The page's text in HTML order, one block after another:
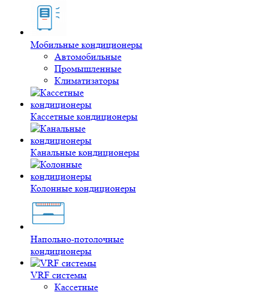
Мобильные кондиционеры
Автомобильные
Промышленные
Климатизаторы
Кассетные кондиционеры
Канальные кондиционеры
Колонные кондиционеры
Напольно-потолочные
кондиционеры
VRF системы
Кассетные